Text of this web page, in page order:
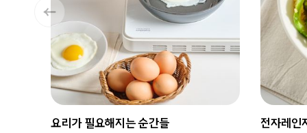
요리가 필요해지는 순간들 전자레인